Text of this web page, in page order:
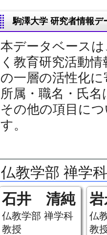
駒澤大学 研究者情報デ
本データベース
く教育研究活動
の一層の活性化
所属・職名・氏
その他の項目に
す。
仏教学部 禅学科
石井 清純
仏教学部 禅学科
教授
仏
教